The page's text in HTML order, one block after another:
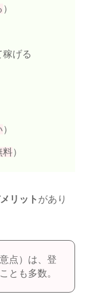
）
げる
）
料）
リット があり
点）は、登
とも多数。